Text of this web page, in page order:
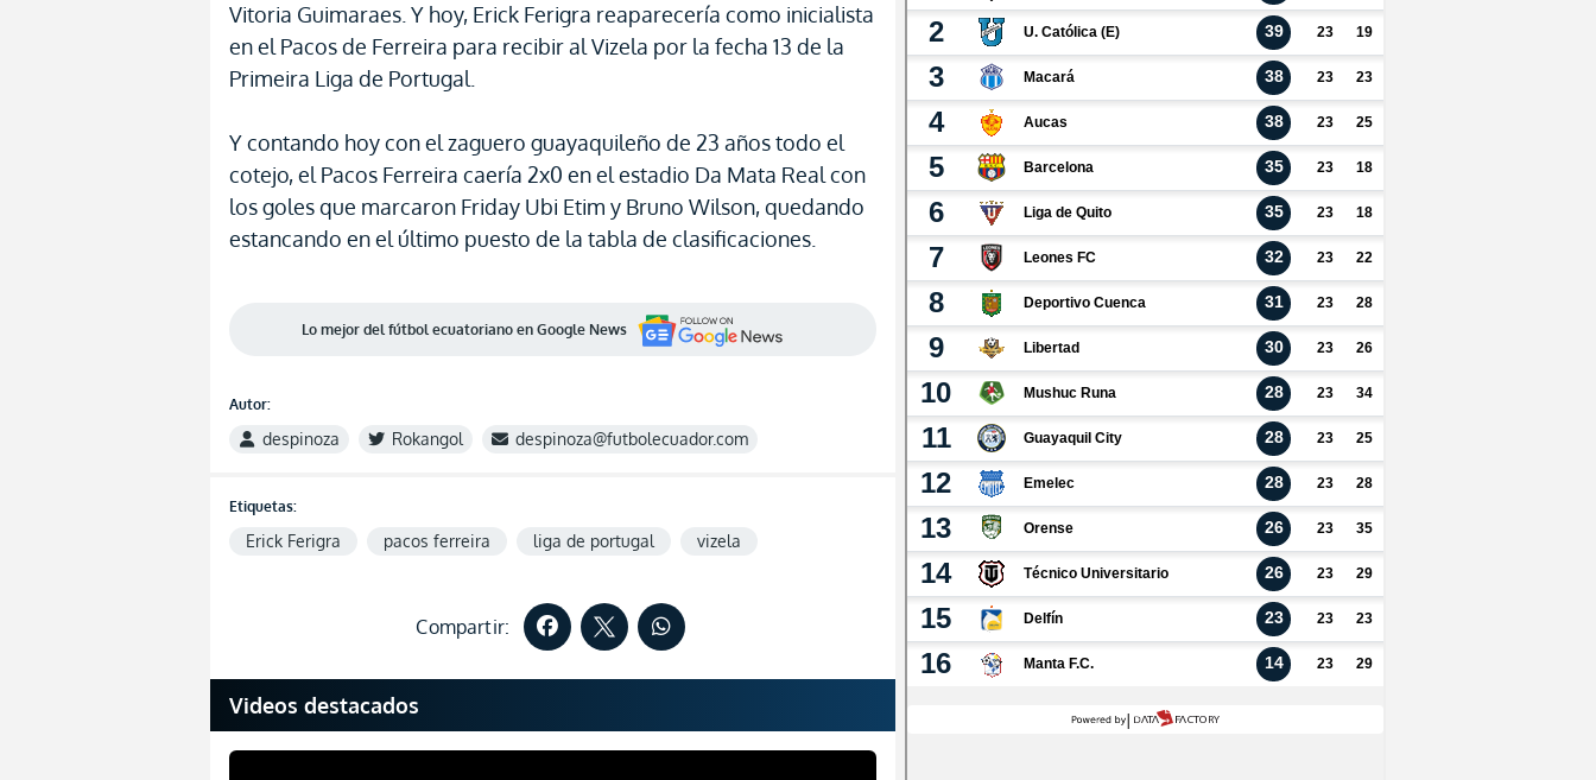
Vitoria Guimaraes. Y hoy, Erick Ferigra reaparecería como inicialista
en el Pacos de Ferreira para recibir al Vizela por la fecha 13 de la
Primeira Liga de Portugal.
Y contando hoy con el zaguero guayaquileño de 23 años todo el
cotejo, el Pacos Ferreira caería 2x0 en el estadio Da Mata Real con
los goles que marcaron Friday Ubi Etim y Bruno Wilson, quedando
estancando en el último puesto de la tabla de clasificaciones.
Lo mejor del fútbol ecuatoriano en Google News
Autor:
despinoza Rokangol despinoza@futbolecuador.com
Etiquetas:
Erick Ferigra pacos ferreira liga de portugal vizela
Compartir:
Videos destacados